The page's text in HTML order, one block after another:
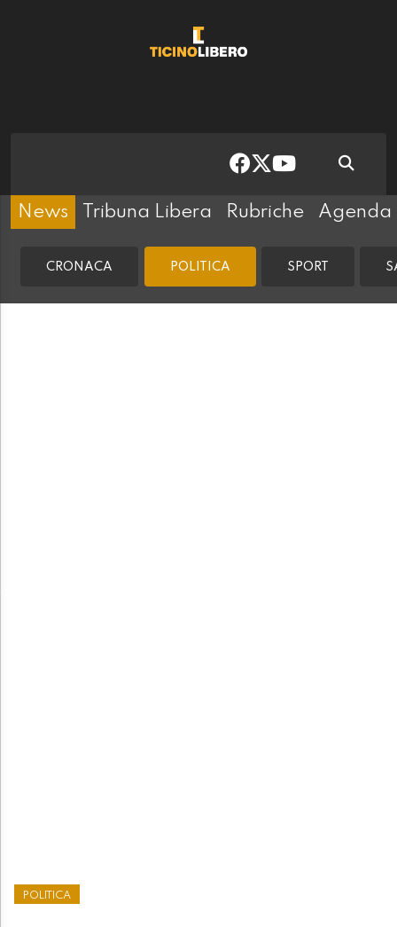
News Tribuna Libera Rubriche Agenda
CRONACA POLITICA SPORT
POLITICA